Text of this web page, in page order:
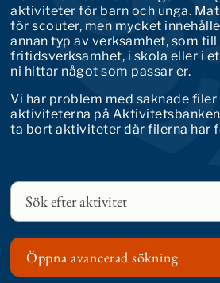
aktiviteter för barn och unga.
för scouter, men mycket
annan typ av verksamhet, som till
fritidsverksamhet, i skola eller i
ni hittar något som passar er.
Vi har problem med saknade filer
aktiviteterna på
ta bort aktiviteter där filerna har
Öppna avancerad sökning